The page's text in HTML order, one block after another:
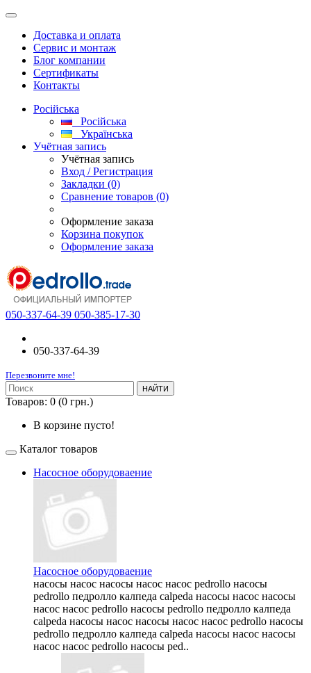
Доставка и оплата
Сервис и монтаж
Блог компании
Сертификаты
Контакты
Російська
Російська
Українська
Учётная запись
Учётная запись
Вход / Регистрация
Закладки (0)
Сравнение товаров (0)
Оформление заказа
Корзина покупок
Оформление заказа
050-337-64-39 050-385-17-30
050-337-64-39
Перезвоните мне!
НАЙТИ
Товаров: 0 (0 грн.)
В корзине пусто!
Каталог товаров
Насосное оборудоваение
Насосное оборудоваение
насосы насос насосы насос насос pedrollo насосы
pedrollo педролло калпеда calpeda насосы насос насосы
насос насос pedrollo насосы pedrollo педролло калпеда
calpeda насосы насос насосы насос насос pedrollo насосы
pedrollo педролло калпеда calpeda насосы насос насосы
насос насос pedrollo насосы ped..